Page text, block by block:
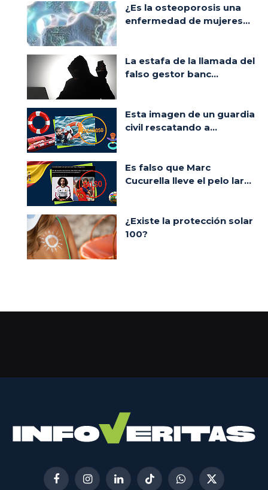
¿Es la osteoporosis una
enfermedad de mujeres...
La estafa de la llamada del
falso gestor banc...
Esta imagen de un guardia
civil rescatando a...
Es falso que Marc
Cucurella lleve el pelo lar...
¿Existe la protección solar
100?
FacebookInstagramLinkedInTikTokWhatsApp
X